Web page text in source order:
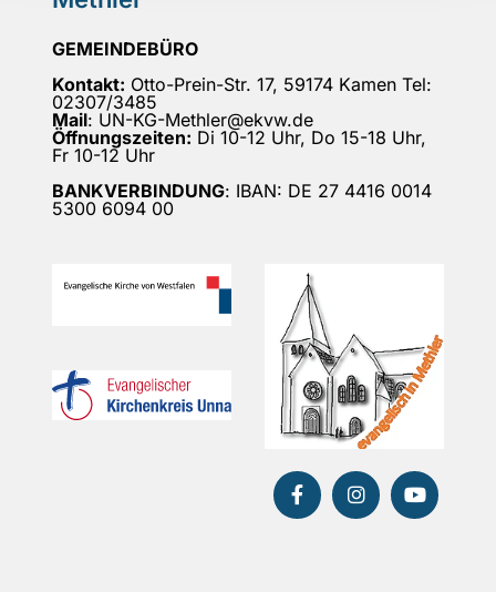
GEMEINDEBÜRO
Kontakt: Otto-Prein-Str. 17, 59174 Kamen Tel:
02307/3485
Mail: UN-KG-Methler@ekvw.de
Öffnungszeiten: Di 10-12 Uhr, Do 15-18 Uhr,
Fr 10-12 Uhr
BANKVERBINDUNG: IBAN: DE 27 4416 0014
5300 6094 00